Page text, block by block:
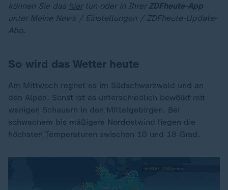
können Sie das hiertun oder in Ihrer ZDFheute-App
unter Meine News / Einstellungen / ZDFheute-Update-
Abo.
So wird das Wetter heute
Am Mittwoch regnet es im Südschwarzwald und an
den Alpen. Sonst ist es unterschiedlich bewölkt mit
wenigen Schauern in den Mittelgebirgen. Bei
schwachem bis mäßigem Nordostwind liegen die
höchsten Temperaturen zwischen 10 und 18 Grad.